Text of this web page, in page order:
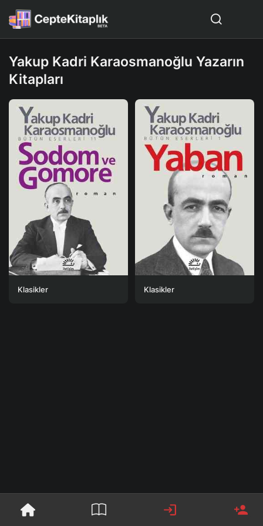
Yakup Kadri Karaosmanoğlu Yazarın
Kitapları
Klasikler Klasikler